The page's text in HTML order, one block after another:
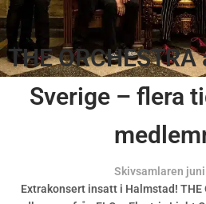
THE
Sverige – flera
Skivsamlaren
Extrakonsert insatt i Halmstad! THE